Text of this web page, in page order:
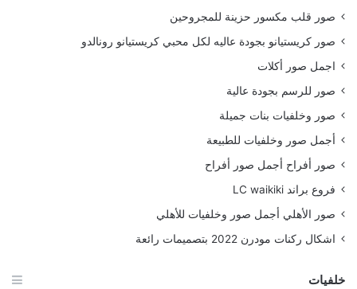
صور قلب مكسور حزينة للمجروحين
صور كريستيانو بجودة عاليه لكل محبي كريستيانو رونالدو
اجمل صور أكلات
صور للرسم بجودة عالية
صور وخلفيات بنات جميلة
أجمل صور وخلفيات للطبيعة
صور أفراح أجمل صور أفراح
فروع براند LC waikiki
صور الأهلي أجمل صور وخلفيات للأهلي
اشكال ركنات مودرن 2022 بتصميمات رائعة
خلفيات